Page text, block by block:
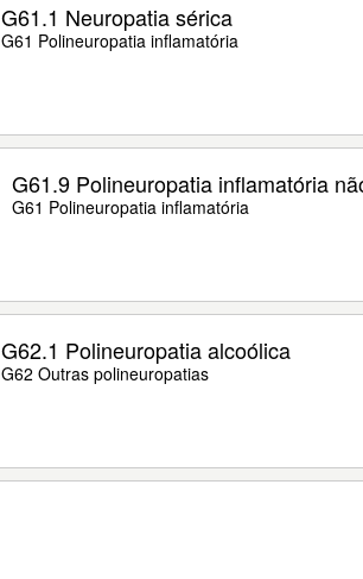
G61.1 Neuropatia sérica
G61 Polineuropatia inflamatória
G61.9 Polineuropatia inflamatória
G61 Polineuropatia inflamatória
G62.1 Polineuropatia alcoólica
G62 Outras polineuropatias